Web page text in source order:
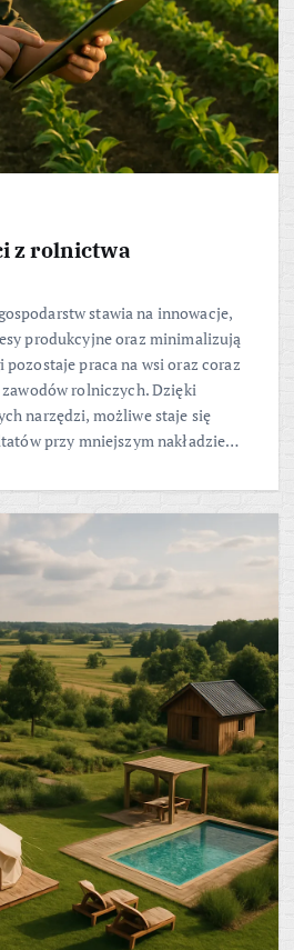
z rolnictwa
stawia na innowacje,
produkcyjne oraz minimalizują
praca na wsi oraz coraz
rolniczych. Dzięki
narzędzi, możliwe staje się
przy mniejszym nakładzie…